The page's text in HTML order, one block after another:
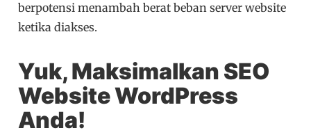
berpotensi menambah berat beban server website
ketika diakses.
Yuk, Maksimalkan SEO
Website WordPress
Anda!